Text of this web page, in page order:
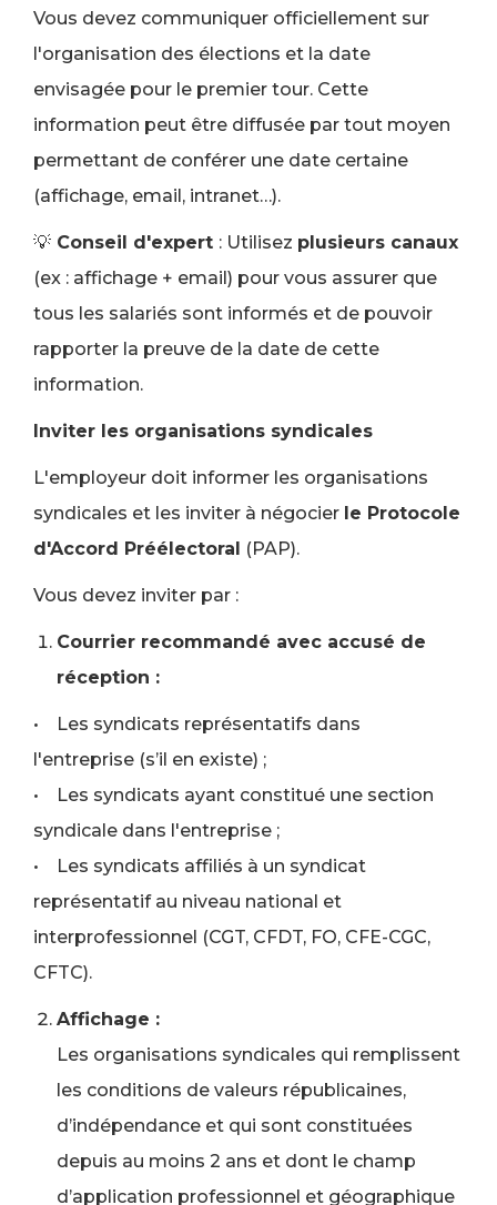
Vous devez communiquer officiellement sur
l'organisation des élections et la date
envisagée pour le premier tour. Cette
information peut être diffusée par tout moyen
permettant de conférer une date certaine
(affichage, email, intranet…).
💡 Conseil d'expert : Utilisez plusieurs canaux
(ex : affichage + email) pour vous assurer que
tous les salariés sont informés et de pouvoir
rapporter la preuve de la date de cette
information.
Inviter les organisations syndicales
L'employeur doit informer les organisations
syndicales et les inviter à négocier le Protocole
d'Accord Préélectoral (PAP).
Vous devez inviter par :
Courrier recommandé avec accusé de
réception :
• Les syndicats représentatifs dans
l'entreprise (s’il en existe) ;
• Les syndicats ayant constitué une section
syndicale dans l'entreprise ;
• Les syndicats affiliés à un syndicat
représentatif au niveau national et
interprofessionnel (CGT, CFDT, FO, CFE-CGC,
CFTC).
Affichage :
Les organisations syndicales qui remplissent
les conditions de valeurs républicaines,
d’indépendance et qui sont constituées
depuis au moins 2 ans et dont le champ
d’application professionnel et géographique